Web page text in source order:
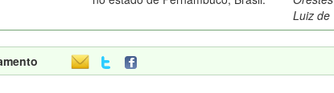
Luiz de